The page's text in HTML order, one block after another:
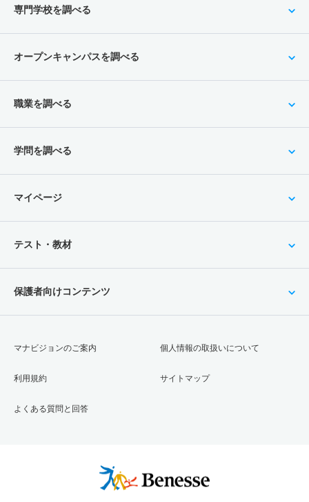
専門学校を調べる
オープンキャンパスを調べる
職業を調べる
学問を調べる
マイページ
テスト・教材
保護者向けコンテンツ
マナビジョンのご案内
利用規約
よくある質問と回答
個人情報の取扱いについて
サイトマップ